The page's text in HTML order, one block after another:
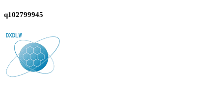
q102799945